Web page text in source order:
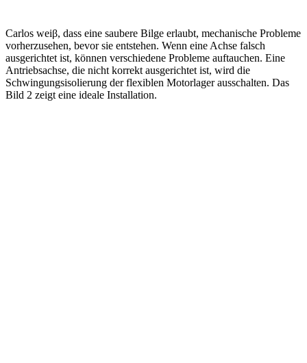
Carlos weiβ, dass eine saubere Bilge erlaubt, mechanische Probleme
vorherzusehen, bevor sie entstehen. Wenn eine Achse falsch
ausgerichtet ist, können verschiedene Probleme auftauchen. Eine
Antriebsachse, die nicht korrekt ausgerichtet ist, wird die
Schwingungsisolierung der flexiblen Motorlager ausschalten. Das
Bild 2 zeigt eine ideale Installation.